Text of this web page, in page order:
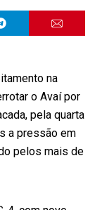
na
o Avaí por
pela quarta
a pressão em
pelos mais de